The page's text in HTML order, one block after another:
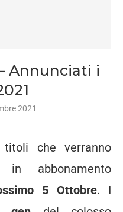
Annunciati i
2021
che verranno
abbonamento
5 Ottobre. I